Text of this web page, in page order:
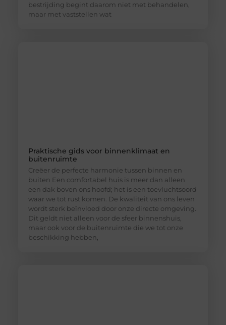
bestrijding begint daarom niet met behandelen,
maar met vaststellen wat
Praktische gids voor binnenklimaat en
buitenruimte
Creëer de perfecte harmonie tussen binnen en
buiten Een comfortabel huis is meer dan alleen
een dak boven ons hoofd; het is een toevluchtsoord
waar we tot rust komen. De kwaliteit van ons leven
wordt sterk beïnvloed door onze directe omgeving.
Dit geldt niet alleen voor de sfeer binnenshuis,
maar ook voor de buitenruimte die we tot onze
beschikking hebben,